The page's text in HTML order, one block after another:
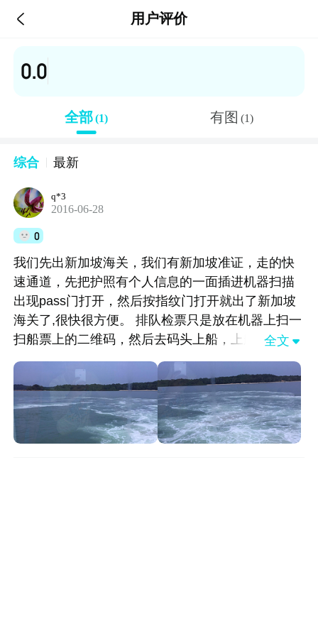
 用户评价
0.0
全部(1) 有图 (1)
综合 最新
q*3
2016-06-28
0
我们先出新加坡海关，我们有新加坡准证，走的快
速通道，先把护照有个人信息的一面插进机器扫描
出现pass门打开，然后按指纹门打开就出了新加坡
海关了,很快很方便。 排队检票只是放在机器上扫一
扫船票上的二维码，然后去码头上船，上船时有人
会把票收取。船上有点晃船头厉害，船尾好点但是
马达轰鸣，船上有卖吃喝的，墙上挂着播放动画电
影的电视，后面是厕所，行程大约1小时左右跟朋友
聊天或观看视频时间或看看美丽浩瀚的大海生活中
的任何困难在大海的恢宏博大波澜起伏面前都显得
全文 